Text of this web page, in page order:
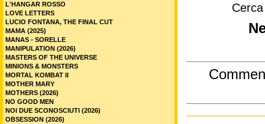
L'HANGAR ROSSO
LOVE LETTERS
LUCIO FONTANA, THE FINAL CUT
MAMA (2025)
MANAS - SORELLE
MANIPULATION (2026)
MASTERS OF THE UNIVERSE
MINIONS & MONSTERS
MORTAL KOMBAT II
MOTHER MARY
MOTHERS (2026)
NO GOOD MEN
NOI DUE SCONOSCIUTI (2026)
OBSESSION (2026)